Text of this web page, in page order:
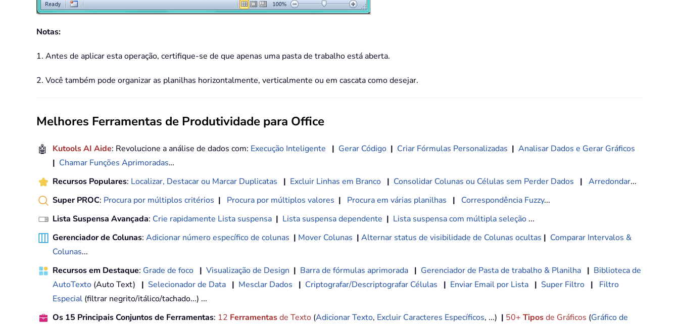
Notas:
1. Antes de aplicar esta operação, certifique-se de que apenas uma pasta de trabalho está aberta.
2. Você também pode organizar as planilhas horizontalmente, verticalmente ou em cascata como desejar.
Melhores Ferramentas de Produtividade para Office
🤖 Kutools AI Aide: Revolucione a análise de dados com: Execução Inteligente | Gerar Código | Criar Fórmulas Personalizadas | Analisar Dados e Gerar Gráficos
| Chamar Funções Aprimoradas…
Recursos Populares: Localizar, Destacar ou Marcar Duplicatas | Excluir Linhas em Branco | Consolidar Colunas ou Células sem Perder Dados | Arredondar...
Super PROC: Procura por múltiplos critérios | Procura por múltiplos valores | Procura em várias planilhas | Correspondência Fuzzy...
Lista Suspensa Avançada: Crie rapidamente Lista suspensa | Lista suspensa dependente | Lista suspensa com múltipla seleção ...
Gerenciador de Colunas: Adicionar número específico de colunas | Mover Colunas | Alternar status de visibilidade de Colunas ocultas | Comparar Intervalos &
Colunas...
Recursos em Destaque: Grade de foco | Visualização de Design | Barra de fórmulas aprimorada | Gerenciador de Pasta de trabalho & Planilha | Biblioteca de
AutoTexto (Auto Text) | Selecionador de Data | Mesclar Dados | Criptografar/Descriptografar Células | Enviar Email por Lista | Super Filtro |
Filtro
Especial (filtrar negrito/itálico/tachado...) ...
Os 15 Principais Conjuntos de Ferramentas: 12 Ferramentasde Texto (Adicionar Texto, Excluir Caracteres Específicos, ...) | 50+ Tiposde Gráficos (Gráfico de